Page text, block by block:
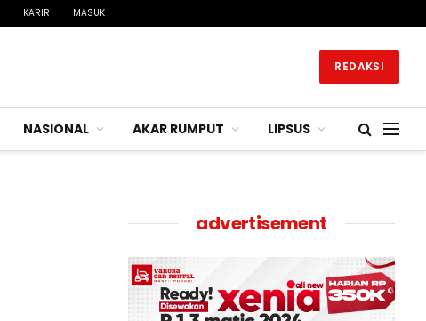
KARIR MASUK
REDAKSI
NASIONAL AKAR RUMPUT LIPSUS
advertisement